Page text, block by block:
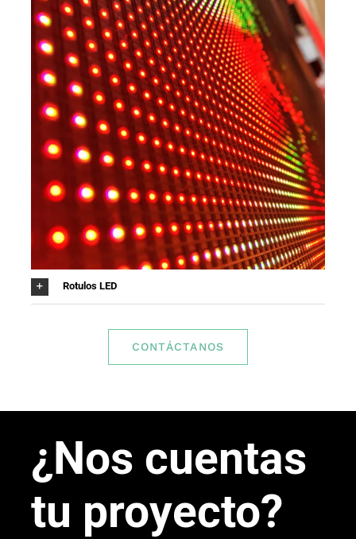
Rotulos LED
CONTÁCTANOS
¿Nos cuentas
tu proyecto?